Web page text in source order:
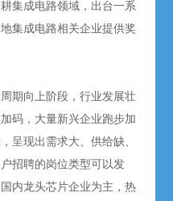
集成电路领域，出台一系
集成电路相关企业提供奖
期向上阶段，行业发展壮
码，大量新兴企业跑步加
呈现出需求大、供给缺、
招聘的岗位类型可以发
内龙头芯片企业为主，热